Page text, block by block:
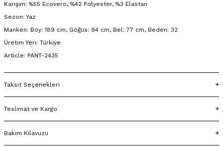
Karışım: %55 Ecovero, %42 Polyester, %3 Elastan
Sezon: Yaz
Manken: Boy: 189 cm, Göğüs: 94 cm, Bel: 77 cm, Beden: 32
Üretim Yeri: Türkiye
Article: PANT-2435
Taksit Seçenekleri
Teslimat ve Kargo
Bakım Kılavuzu